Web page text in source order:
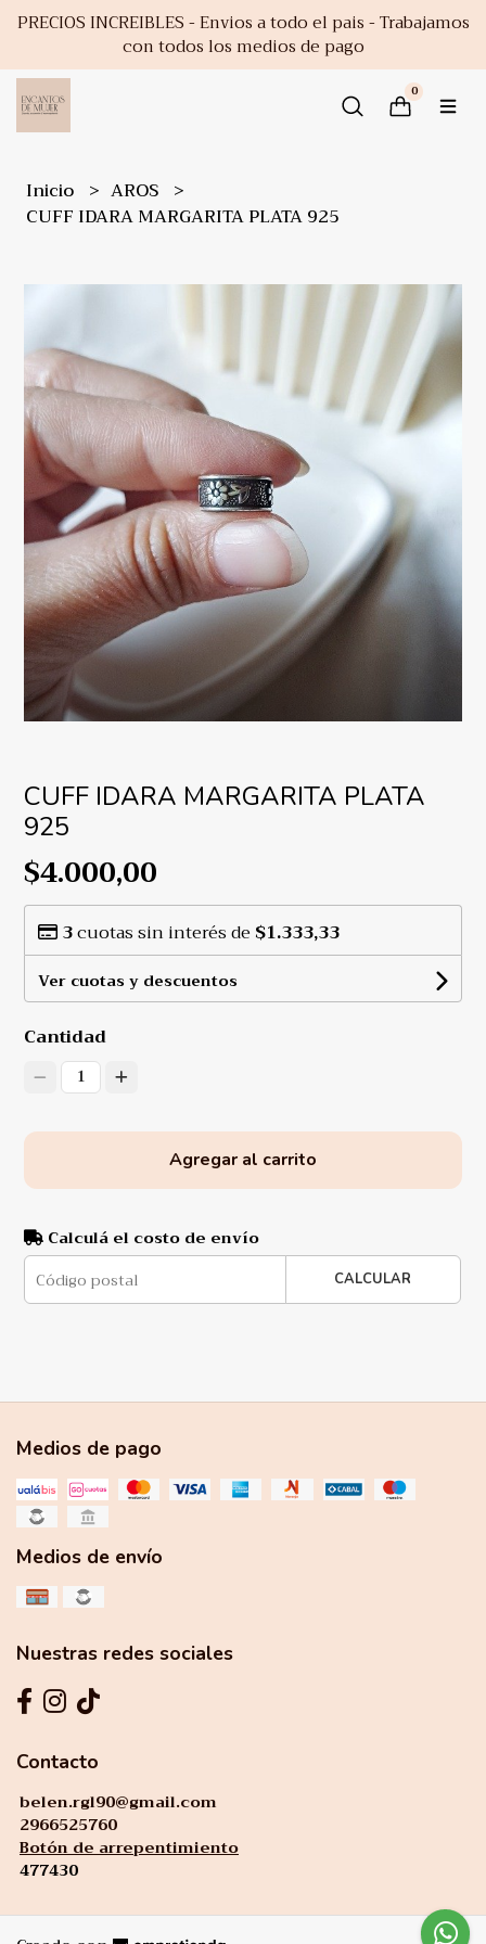
PRECIOS INCREIBLES - Envios a todo el pais - Trabajamos
con todos los medios de pago
0
Inicio
AROS
CUFF IDARA MARGARITA PLATA 925
CUFF IDARA MARGARITA PLATA
925
$4.000,00
3cuotas sin interés de $1.333,33
Ver cuotas y descuentos
Cantidad
1
Agregar al carrito
Calculá el costo de envío
CALCULAR
Medios de pago
Medios de envío
Nuestras redes sociales
Contacto
belen.rgl90@gmail.com
2966525760
Botón de arrepentimiento
477430